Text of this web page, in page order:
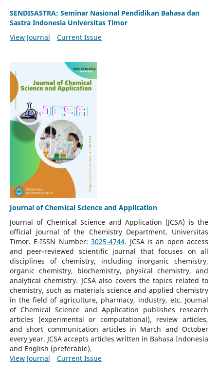
SENDISASTRA: Seminar Nasional Pendidikan Bahasa dan
Sastra Indonesia Universitas Timor
View Journal
Current Issue
Journal of Chemical Science and Application
Journal of Chemical Science and Application (JCSA) is the
official journal of the Chemistry Department, Universitas
Timor. E-ISSN Number:3025-4744. JCSA is an open access
and peer-reviewed scientific journal that focuses on all
disciplines of chemistry, including inorganic chemistry,
organic chemistry, biochemistry, physical chemistry, and
analytical chemistry. JCSA also covers the topics related to
chemistry, such as materials science and applied chemistry
in the field of agriculture, pharmacy, industry, etc. Journal
of Chemical Science and Application publishes research
articles (experimental or computational), review articles,
and short communication articles in March and October
every year. JCSA accepts articles written in Bahasa Indonesia
and English (preferable).
View Journal
Current Issue